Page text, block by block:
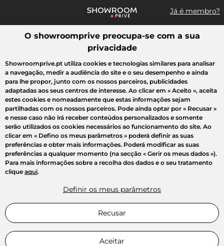
Já é membro?
Pesquisar uma marca, um artigo, uma venda...
Todas as vendas Moda Desporto Casa Criança Beleza
O showroomprive preocupa-se com a sua
privacidade
Showroomprive.pt utiliza cookies e tecnologias similares para analisar
a navegação, medir a audiência do site e o seu desempenho e ainda
para lhe propor, junto com os nossos parceiros, publicidades
adaptadas aos seus centros de interesse. Ao clicar em « Aceito », aceita
estes cookies e nomeadamente que estas informações sejam
partilhadas com os nossos parceiros. Pode ainda optar por « Recusar »
e nesse caso não irá receber conteúdos personalizados e somente
serão utilizados os cookies necessários ao funcionamento do site. Ao
clicar em « Defino os meus parâmetros » poderá definir as suas
preferências e obter mais informações. Poderá modificar as suas
preferências a qualquer momento (na secção « Gerir os meus dados »).
Para mais informações sobre a recolha dos dados e o seu tratamento
clique aqui.
Definir os meus parâmetros
Recusar
Aceitar